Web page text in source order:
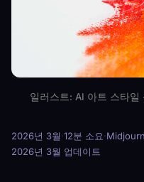
일러스트: AI 아트 스타
2026년 3월·12분 소요·
2026년 3월 업데이트